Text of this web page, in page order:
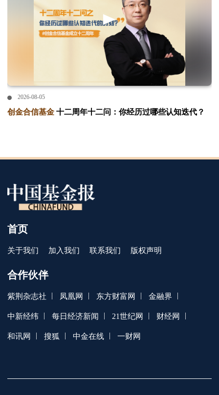
2026-08-05
创金合信基金 十二周年十二问：你经历过哪些认知迭代？
首页
关于我们 加入我们 联系我们 版权声明
合作伙伴
紫荆杂志社 | 凤凰网 | 东方财富网 | 金融界 |
中新经纬 | 每日经济新闻 | 21世纪网 | 财经网 |
和讯网 | 搜狐 | 中金在线 | 一财网